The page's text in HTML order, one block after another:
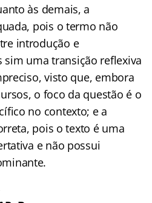
às demais, a
pois o termo não
introdução e
uma transição reflexiva
visto que, embora
o foco da questão é o
no contexto; e a
pois o texto é uma
e não possui